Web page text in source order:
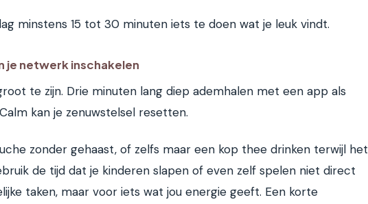
minstens 15 tot 30 minuten iets te doen wat je leuk vindt.
je netwerk inschakelen
te zijn. Drie minuten lang diep ademhalen met een app als
kan je zenuwstelsel resetten.
zonder gehaast, of zelfs maar een kop thee drinken terwijl het
de tijd dat je kinderen slapen of even zelf spelen niet direct
taken, maar voor iets wat jou energie geeft. Een korte